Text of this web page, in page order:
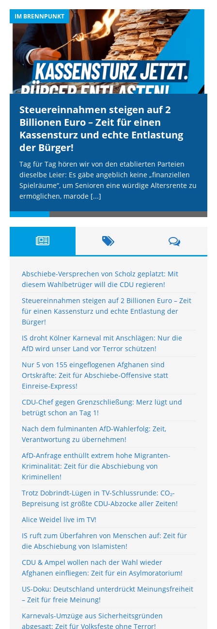
IM BRENNPUNKT
Steuereinnahmen steigen auf 2
Billionen Euro – Zeit für einen
Kassensturz und echte Entlastung
der Bürger!
Tag für Tag hören wir von den etablierten Parteien
dieselbe Leier: Es gäbe angeblich keine „finanziellen
Spielräume“, um Senioren eine würdige Altersrente zu
ermöglichen, marode [...]
Abschiebe-Versprechen von Scholz geplatzt: Mit
diesem Wahlbetrüger will die CDU regieren!
Steuereinnahmen steigen auf 2 Billionen Euro – Zeit
für einen Kassensturz und echte Entlastung der
Bürger!
IS droht Kölner Karneval mit Anschlägen: Nur die
AfD wird unser Land vor Terror schützen!
Nur 5 von 155 eingeflogenen Afghanen sind
Ortskräfte: Zeit für Abschiebe-Offensive statt
Einreise-Express!
CDU-Chef gegen Grenzschließung: Merz lügt und
betrügt schon an Tag 1!
Nach dem fulminanten AfD-Wahlerfolg: Zeit,
Verantwortung zu übernehmen!
AfD-Anfrage enthüllt extrem hohe Migranten-
Kriminalität: Zeit für die Abschiebung von
Kriminellen!
Trotz Dobrindt-Lügen in TV-Schlussrunde: CO₂-
Bepreisung ist größte CDU-Abzocke aller Zeiten!
Alice Weidel live im TV!
IS ruft zum Überfahren von Menschen auf: Zeit für
die Abschiebung von Islamisten!
CDU & Ampel wollen nach der Wahl wieder
Afghanen einfliegen: Zeit für ein Asylmoratorium!
US-Doku: Deutschland unterdrückt Meinungsfreiheit
– Zeit für freie Meinung!
Karnevals-Umzüge aus Sicherheitsgründen
abgesagt: Zeit für Volksfeste ohne Terror!